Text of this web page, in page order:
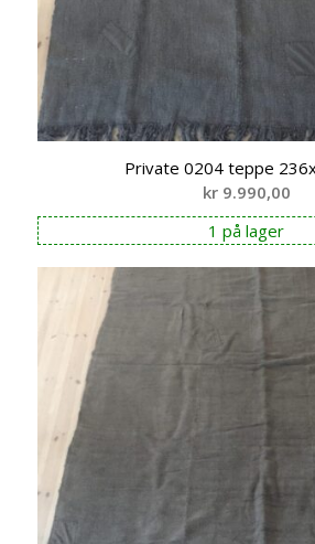
Private 0204 teppe
kr9.990,00
1 på lager